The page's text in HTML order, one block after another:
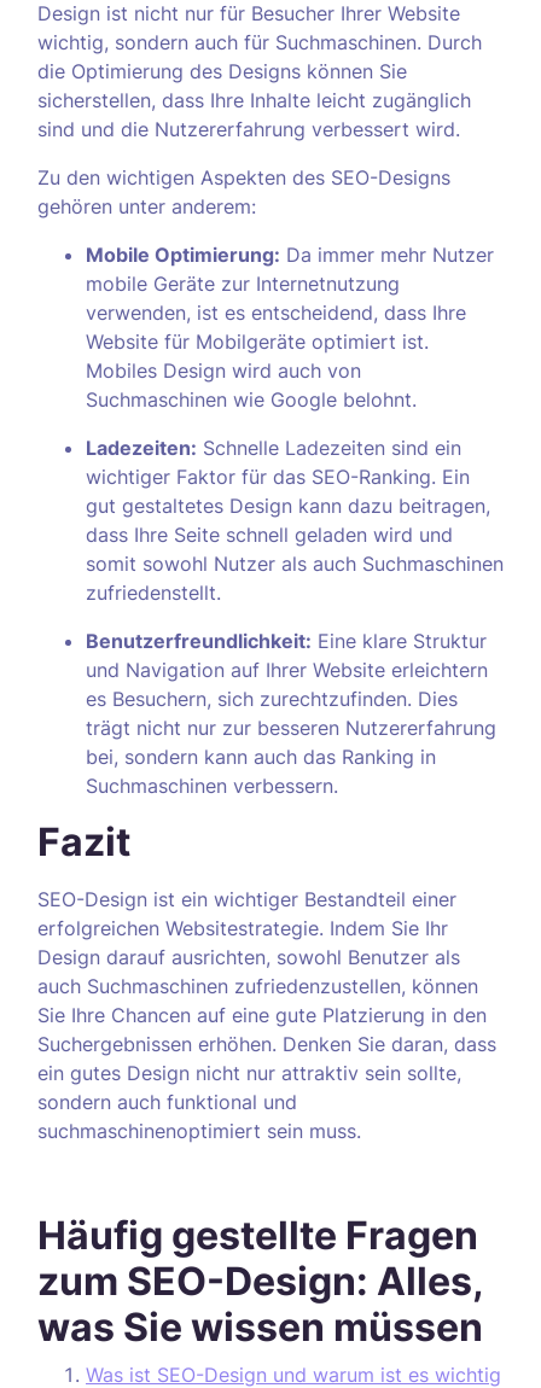
Design ist nicht nur für Besucher Ihrer Website
wichtig, sondern auch für Suchmaschinen. Durch
die Optimierung des Designs können Sie
sicherstellen, dass Ihre Inhalte leicht zugänglich
sind und die Nutzererfahrung verbessert wird.
Zu den wichtigen Aspekten des SEO-Designs
gehören unter anderem:
Mobile Optimierung: Da immer mehr Nutzer
mobile Geräte zur Internetnutzung
verwenden, ist es entscheidend, dass Ihre
Website für Mobilgeräte optimiert ist.
Mobiles Design wird auch von
Suchmaschinen wie Google belohnt.
Ladezeiten: Schnelle Ladezeiten sind ein
wichtiger Faktor für das SEO-Ranking. Ein
gut gestaltetes Design kann dazu beitragen,
dass Ihre Seite schnell geladen wird und
somit sowohl Nutzer als auch Suchmaschinen
zufriedenstellt.
Benutzerfreundlichkeit: Eine klare Struktur
und Navigation auf Ihrer Website erleichtern
es Besuchern, sich zurechtzufinden. Dies
trägt nicht nur zur besseren Nutzererfahrung
bei, sondern kann auch das Ranking in
Suchmaschinen verbessern.
Fazit
SEO-Design ist ein wichtiger Bestandteil einer
erfolgreichen Websitestrategie. Indem Sie Ihr
Design darauf ausrichten, sowohl Benutzer als
auch Suchmaschinen zufriedenzustellen, können
Sie Ihre Chancen auf eine gute Platzierung in den
Suchergebnissen erhöhen. Denken Sie daran, dass
ein gutes Design nicht nur attraktiv sein sollte,
sondern auch funktional und
suchmaschinenoptimiert sein muss.
Häufig gestellte Fragen
zum SEO-Design: Alles,
was Sie wissen müssen
Was ist SEO-Design und warum ist es wichtig